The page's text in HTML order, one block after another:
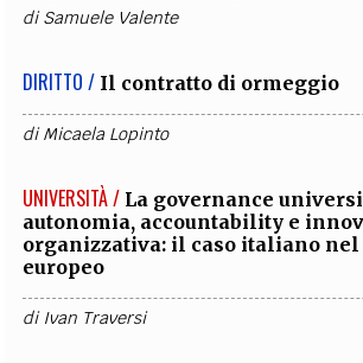
diSamuele Valente
DIRITTO / Il contratto di ormeggio
diMicaela Lopinto
UNIVERSITÀ / La governance
autonomia, accountability e
organizzativa: il caso italiano nel
europeo
di Ivan Traversi